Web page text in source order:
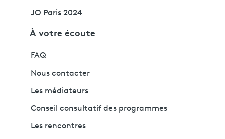
JO Paris 2024
À votre écoute
FAQ
Nous contacter
Les médiateurs
Conseil consultatif des programmes
Les rencontres